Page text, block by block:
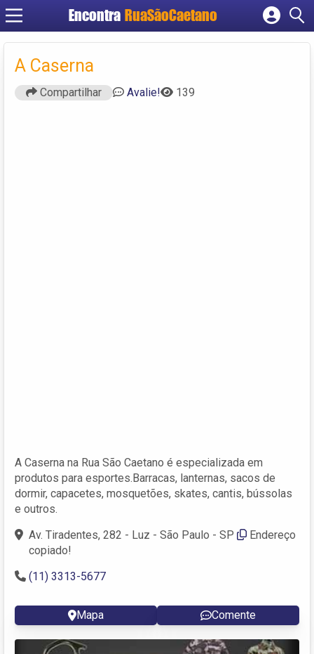
Encontra RuaSãoCaetano
Cadastrar empresa
A Caserna
Compartilhar Avalie! 139
A Caserna na Rua São Caetano é especializada em
produtos para esportes.Barracas, lanternas, sacos de
dormir, capacetes, mosquetões, skates, cantis, bússolas
e outros.
Av. Tiradentes, 282 - Luz - São Paulo - SP
Endereço
copiado!
(11) 3313-5677
Mapa Comente